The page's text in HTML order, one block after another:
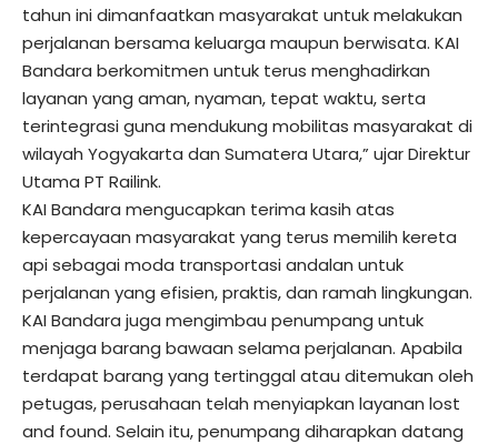
tahun ini dimanfaatkan masyarakat untuk melakukan
perjalanan bersama keluarga maupun berwisata. KAI
Bandara berkomitmen untuk terus menghadirkan
layanan yang aman, nyaman, tepat waktu, serta
terintegrasi guna mendukung mobilitas masyarakat di
wilayah Yogyakarta dan Sumatera Utara,” ujar Direktur
Utama PT Railink.
KAI Bandara mengucapkan terima kasih atas
kepercayaan masyarakat yang terus memilih kereta
api sebagai moda transportasi andalan untuk
perjalanan yang efisien, praktis, dan ramah lingkungan.
KAI Bandara juga mengimbau penumpang untuk
menjaga barang bawaan selama perjalanan. Apabila
terdapat barang yang tertinggal atau ditemukan oleh
petugas, perusahaan telah menyiapkan layanan lost
and found. Selain itu, penumpang diharapkan datang